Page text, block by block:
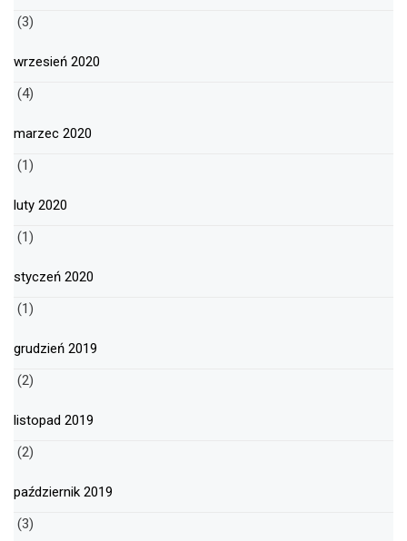
(3)
wrzesień 2020
(4)
marzec 2020
(1)
luty 2020
(1)
styczeń 2020
(1)
grudzień 2019
(2)
listopad 2019
(2)
październik 2019
(3)